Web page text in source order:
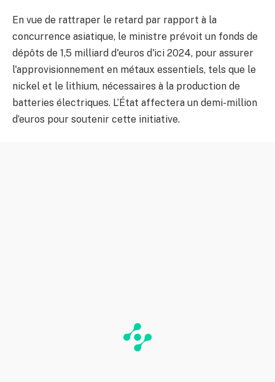
En vue de rattraper le retard par rapport à la
concurrence asiatique, le ministre prévoit un fonds de
dépôts de 1,5 milliard d'euros d'ici 2024, pour assurer
l'approvisionnement en métaux essentiels, tels que le
nickel et le lithium, nécessaires à la production de
batteries électriques. L’État affectera un demi-million
d’euros pour soutenir cette initiative.